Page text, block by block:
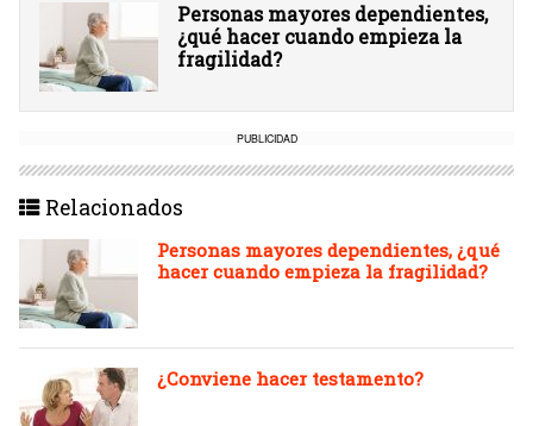
Personas mayores dependientes,
¿qué hacer cuando empieza la
fragilidad?
PUBLICIDAD
Relacionados
Personas mayores dependientes, ¿qué
hacer cuando empieza la fragilidad?
¿Conviene hacer testamento?